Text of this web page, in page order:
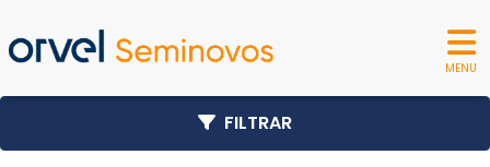
MENU
FILTRAR